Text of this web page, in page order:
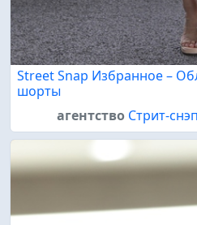
Street Snap Избранное –
шорты
агентство Стрит-снэп